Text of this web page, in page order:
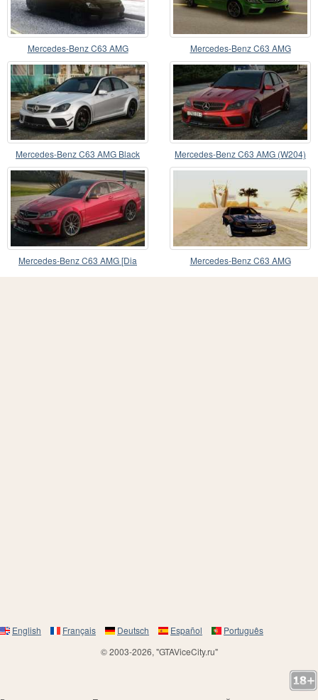
Mercedes-Benz C63 AMG Mercedes-Benz C63 AMG
Mercedes-Benz C63 AМG Black
Series
Mercedes-Benz C63 AMG (W204)
Red Series
Mercedes-Benz C63 AMG [Dia
Mercedes-Benz C63 AMG
English Français Deutsch Español
Português
© 2003-2026, "GTAViceCity.ru"